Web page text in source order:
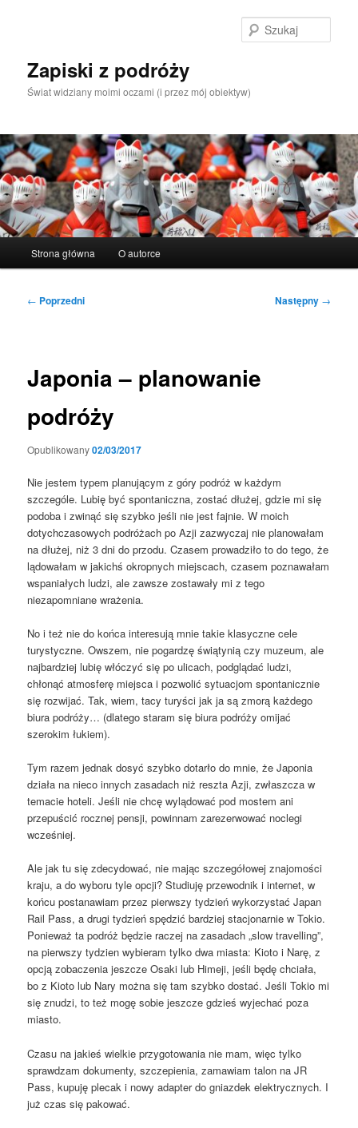
Zapiski z podróży
Świat widziany moimi oczami (i przez mój obiektyw)
Strona główna O autorce
Nawigacja
← Poprzedni Następny →
Japonia – planowanie
podróży
Opublikowany02/03/2017
Nie jestem typem planującym z góry podróż w każdym
szczególe. Lubię być spontaniczna, zostać dłużej, gdzie mi się
podoba i zwinąć się szybko jeśli nie jest fajnie. W moich
dotychczasowych podróżach po Azji zazwyczaj nie planowałam
na dłużej, niż 3 dni do przodu. Czasem prowadziło to do tego, że
lądowałam w jakichś okropnych miejscach, czasem poznawałam
wspaniałych ludzi, ale zawsze zostawały mi z tego
niezapomniane wrażenia.
No i też nie do końca interesują mnie takie klasyczne cele
turystyczne. Owszem, nie pogardzę świątynią czy muzeum, ale
najbardziej lubię włóczyć się po ulicach, podglądać ludzi,
chłonąć atmosferę miejsca i pozwolić sytuacjom spontanicznie
się rozwijać. Tak, wiem, tacy turyści jak ja są zmorą każdego
biura podróży… (dlatego staram się biura podróży omijać
szerokim łukiem).
Tym razem jednak dosyć szybko dotarło do mnie, że Japonia
działa na nieco innych zasadach niż reszta Azji, zwłaszcza w
temacie hoteli. Jeśli nie chcę wylądować pod mostem ani
przepuścić rocznej pensji, powinnam zarezerwować noclegi
wcześniej.
Ale jak tu się zdecydować, nie mając szczegółowej znajomości
kraju, a do wyboru tyle opcji? Studiuję przewodnik i internet, w
końcu postanawiam przez pierwszy tydzień wykorzystać Japan
Rail Pass, a drugi tydzień spędzić bardziej stacjonarnie w Tokio.
Ponieważ ta podróż będzie raczej na zasadach „slow travelling”,
na pierwszy tydzien wybieram tylko dwa miasta: Kioto i Narę, z
opcją zobaczenia jeszcze Osaki lub Himeji, jeśli będę chciała,
bo z Kioto lub Nary można się tam szybko dostać. Jeśli Tokio mi
się znudzi, to też mogę sobie jeszcze gdzieś wyjechać poza
miasto.
Czasu na jakieś wielkie przygotowania nie mam, więc tylko
sprawdzam dokumenty, szczepienia, zamawiam talon na JR
Pass, kupuję plecak i nowy adapter do gniazdek elektrycznych. I
już czas się pakować.